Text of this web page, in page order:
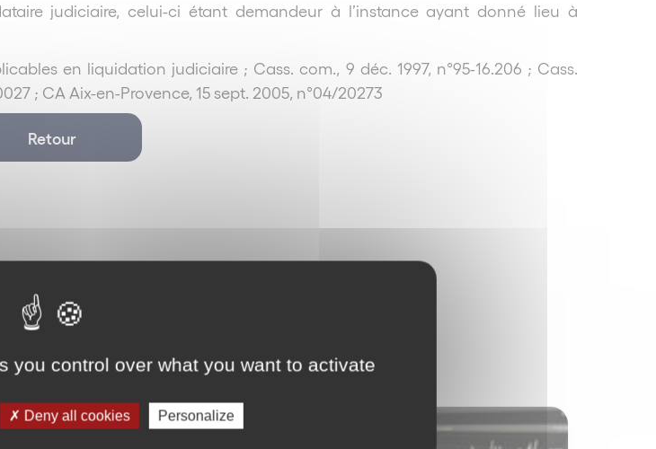
judiciaire, celui-ci étant demandeur à l’instance ayant donné lieu à
en liquidation judiciaire ; Cass. com., 9 déc. 1997, n°95-16.206 ; Cass.
; CA Aix-en-Provence, 15 sept. 2005, n°04/20273
Retour
you control over what you want to activate
Deny all cookies Personalize